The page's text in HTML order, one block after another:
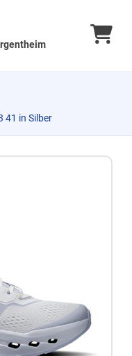
41 in Silber